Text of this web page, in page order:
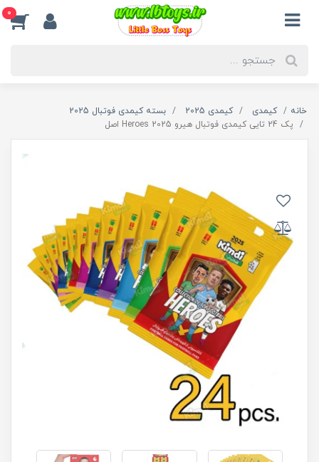
0
خانه کیمدی کیمدی 2025
بسته کیمدی فوتبال 2025
پک 24 تایی کیمدی فوتبال هیرو 2025 Heroes اصل